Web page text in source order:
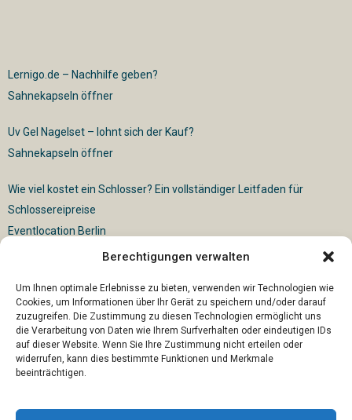
Berechtigungen verwalten
Um Ihnen optimale Erlebnisse zu bieten, verwenden wir Technologien wie
Cookies, um Informationen über Ihr Gerät zu speichern und/oder darauf
zuzugreifen. Die Zustimmung zu diesen Technologien ermöglicht uns
die Verarbeitung von Daten wie Ihrem Surfverhalten oder eindeutigen IDs
auf dieser Website. Wenn Sie Ihre Zustimmung nicht erteilen oder
widerrufen, kann dies bestimmte Funktionen und Merkmale
beeinträchtigen.
Lernigo.de – Nachhilfe geben?
Sahnekapseln öffner
Uv Gel Nagelset – lohnt sich der Kauf?
Sahnekapseln öffner
Wie viel kostet ein Schlosser? Ein vollständiger Leitfaden für
Schlossereipreise
Eventlocation Berlin
Für die vollautomatische Sackentleerung gibt es vielfältige
Lösungen